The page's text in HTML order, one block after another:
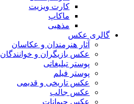
کارت ویزیت
ماکاپ
مذهبی
گالری عکس
آثار هنرمندان و عکاسان
عکس بازیگران و خوانندگان
پوستر تبلیغاتی
پوستر فیلم
عکس تاریخی و قدیمی
عکس جالب
عکس حیوانات